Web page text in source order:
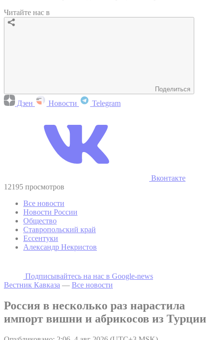
Читайте нас в
Поделиться
Дзен Новости Telegram
Вконтакте
12195 просмотров
Все новости
Новости России
Общество
Ставропольский край
Ессентуки
Александр Некристов
Подписывайтесь на наc в Google-news
Вестник Кавказа — Все новости
Россия в несколько раз нарастила
импорт вишни и абрикосов из Турции